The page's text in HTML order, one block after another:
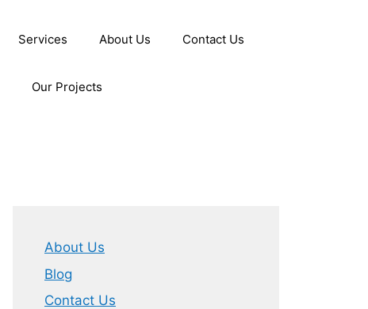
Services About Us Contact Us
Our Projects
About Us
Blog
Contact Us